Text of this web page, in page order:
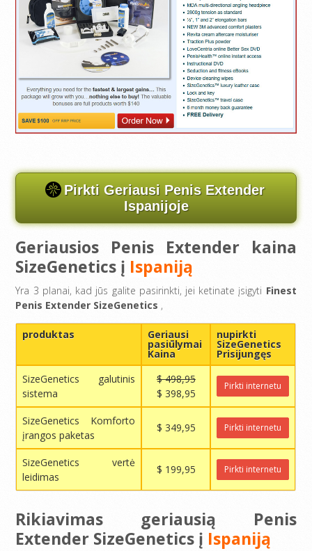
Pirkti Geriausi Penis Extender
Ispanijoje
Geriausios Penis Extender kaina
SizeGenetics į Ispaniją
Yra 3 planai, kad jūs galite pasirinkti, jei ketinate įsigyti Finest
Penis Extender SizeGenetics ,
produktas Geriausi
pasiūlymai
Kaina
nupirkti
SizeGenetics
Prisijungęs
SizeGenetics galutinis
sistema
$ 498,95
$ 398,95
Pirkti internetu
SizeGenetics Komforto
įrangos paketas
$ 349,95 Pirkti internetu
SizeGenetics vertė
leidimas
$ 199,95 Pirkti internetu
Rikiavimas geriausią Penis
Extender SizeGenetics į Ispaniją